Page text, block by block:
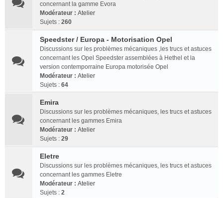
concernant la gamme Evora
Modérateur : Atelier
Sujets : 260
Speedster / Europa - Motorisation Opel
Discussions sur les problèmes mécaniques ,les trucs et astuces
concernant les Opel Speedster assemblées à Hethel et la
version contemporraine Europa motorisée Opel
Modérateur : Atelier
Sujets : 64
Emira
Discussions sur les problèmes mécaniques, les trucs et astuces
concernant les gammes Emira
Modérateur : Atelier
Sujets : 29
Eletre
Discussions sur les problèmes mécaniques, les trucs et astuces
concernant les gammes Eletre
Modérateur : Atelier
Sujets : 2